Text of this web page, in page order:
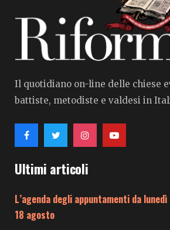
Il quotidiano on-line delle chiese
battiste, metodiste e valdesi in
Ultimi articoli
L’agenda degli appuntamenti da
18 agosto